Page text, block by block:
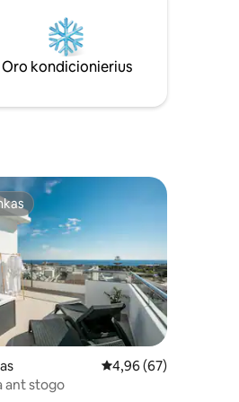
patogumais, sukurdamas
ir svečiams suteikdamas
patirtį.
Oro kondicionierius
Vidutinis įvertinimas:
4,96 (67)
ant stogo